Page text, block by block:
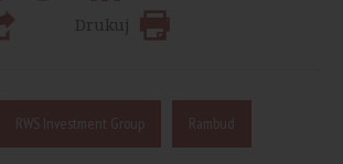
Drukuj
RWS Investment Group Rambud